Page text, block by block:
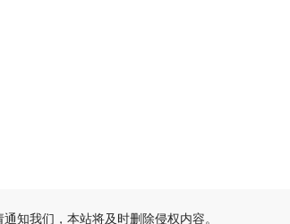
知我们，本站将及时删除侵权内容。